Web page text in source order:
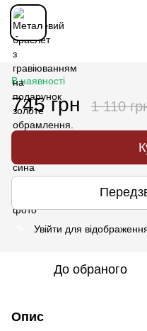
В наявності
745 грн 1 110
Увійти для
До обраного
Опис